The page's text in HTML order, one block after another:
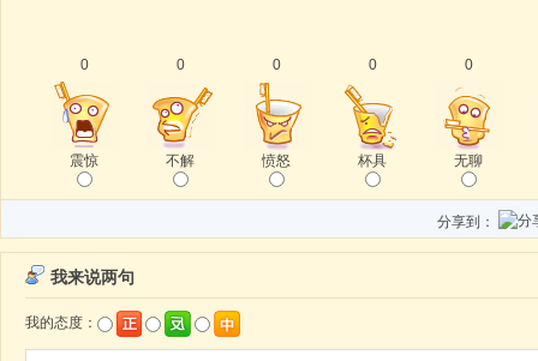
0
震惊
0
不解
0
愤怒
0
杯具
0
无聊
分享到：